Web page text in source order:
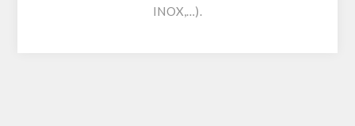
INOX,…).